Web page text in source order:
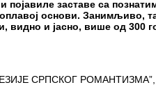
појавиле заставе са
основи. Занимљиво,
видно и јасно, више од 300
СРПСКОГ